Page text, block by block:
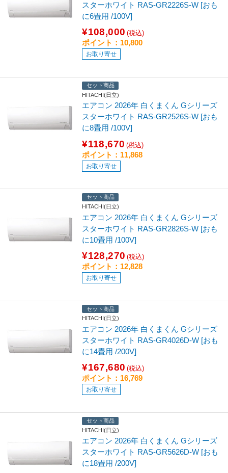
スターホワイト RAS-GR2226S-W [おも
に6畳用 /100V]
¥108,000 (税込)
ポイント：10,800
お取り寄せ
セット商品
HITACHI(日立)
エアコン 2026年 白くまくん Gシリーズ
スターホワイト RAS-GR2526S-W [おも
に8畳用 /100V]
¥118,670 (税込)
ポイント：11,868
お取り寄せ
セット商品
HITACHI(日立)
エアコン 2026年 白くまくん Gシリーズ
スターホワイト RAS-GR2826S-W [おも
に10畳用 /100V]
¥128,270 (税込)
ポイント：12,828
お取り寄せ
セット商品
HITACHI(日立)
エアコン 2026年 白くまくん Gシリーズ
スターホワイト RAS-GR4026D-W [おも
に14畳用 /200V]
¥167,680 (税込)
ポイント：16,769
お取り寄せ
セット商品
HITACHI(日立)
エアコン 2026年 白くまくん Gシリーズ
スターホワイト RAS-GR5626D-W [おも
に18畳用 /200V]